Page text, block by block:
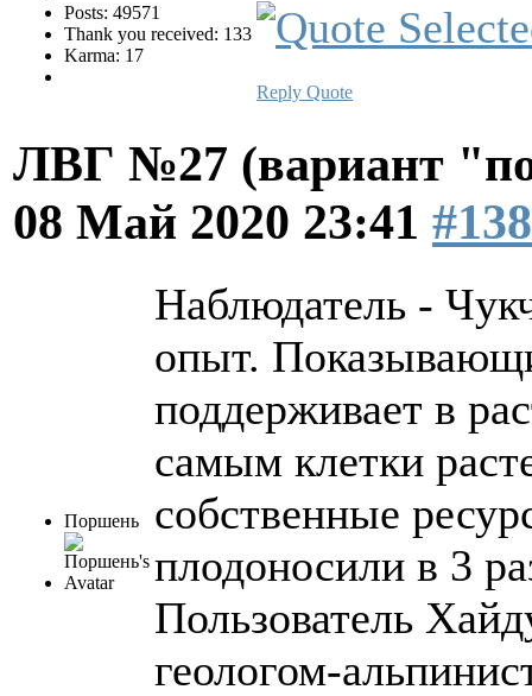
Posts: 49571
Thank you received: 133
Karma: 17
Reply Quote
ЛВГ №27 (вариант
08 Май 2020 23:41
Поршень
Наблюдатель -
опыт.
поддерживает в
самым клетки
собственные
плодоносили в 3
Пользователь
геологом-